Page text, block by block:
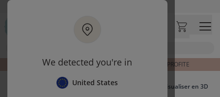
We detected you're in
United States
Aller au contenu principal
Visitez notre concept store à La Garennes-Colombes (92)
Avis clients
OFFRES BACK TO SCHOOL | JUSQU’À -15 % | J’EN PROFITE
Visualiser en 3D